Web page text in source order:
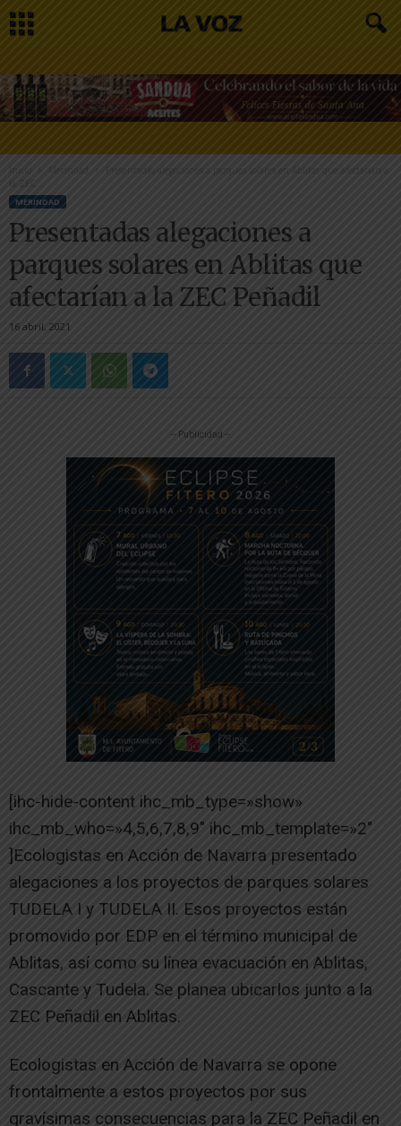
Inicio
Presentadas alegaciones a parques solares en Ablitas que afectarían a
la ZEC...
MERINDAD
Presentadas alegaciones a
parques solares en Ablitas que
afectarían a la ZEC Peñadil
16 abril, 2021
-- Publicidad --
[ihc-hide-content ihc_mb_type=»show»
ihc_mb_who=»4,5,6,7,8,9″ ihc_mb_template=»2″
]Ecologistas en Acción de Navarra presentado
alegaciones a los proyectos de parques solares
TUDELA I y TUDELA II. Esos proyectos están
promovido por EDP en el término municipal de
Ablitas, así como su línea evacuación en Ablitas,
Cascante y Tudela. Se planea ubicarlos junto a la
ZEC Peñadil en Ablitas.
Ecologistas en Acción de Navarra se opone
frontalmente a estos proyectos por sus
gravísimas consecuencias para la ZEC Peñadil en